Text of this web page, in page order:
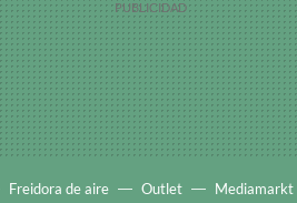
Freidora de aire Outlet Mediamarkt